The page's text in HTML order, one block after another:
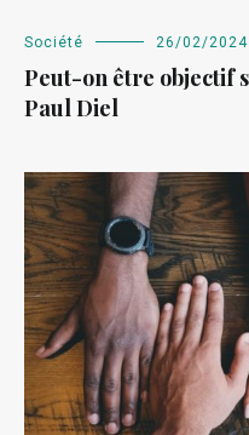
Société 26/02/2024
Peut-on être objectif
Paul Diel